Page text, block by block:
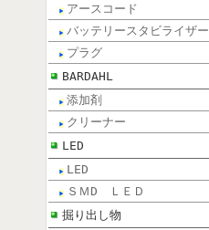
アースコード
バッテリースタビライザー
プラグ
BARDAHL
添加剤
クリーナー
LED
LED
ＳＭD ＬＥＤ
掘り出し物